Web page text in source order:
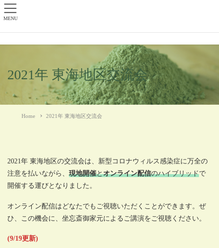
2021年 東海地区交流会
Home 2021年 東海地区交流会
2021年 東海地区の交流会は、新型コロナウィルス感染症に万全の
注意を払いながら、 現地開催とオンライン配信のハイブリッドで
開催する運びとなりました。
オンライン配信はどなたでもご視聴いただくことができます。ぜ
ひ、この機会に、坐忘斎御家元によるご講演をご視聴ください。
(9/19更新)
MENU